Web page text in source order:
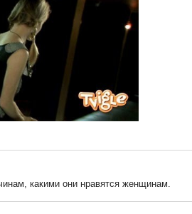
какими они нравятся женщинам.